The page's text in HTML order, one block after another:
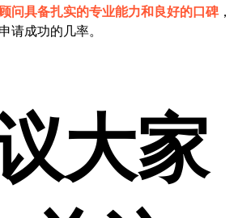
问具备扎实的专业能力和良好的口碑，
请成功的几率。
大家